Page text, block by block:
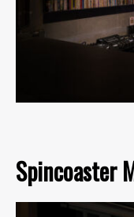
Spincoaster